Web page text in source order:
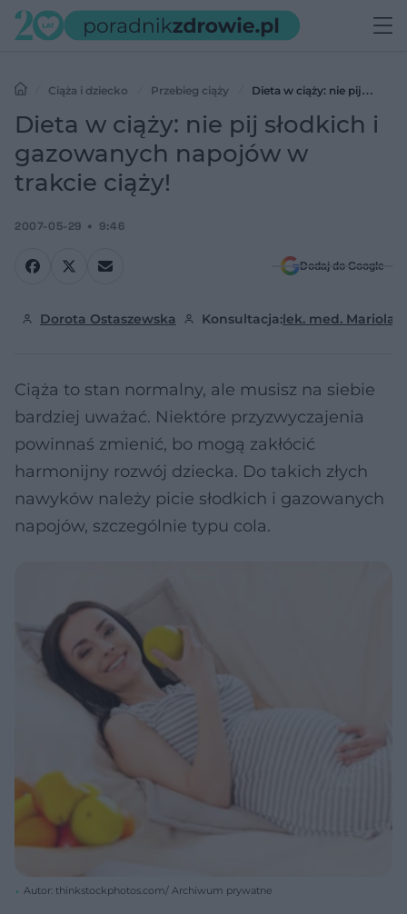
Ciąża i dziecko Przebieg ciąży
Dieta w ciąży: nie pij
słodkich i gazowanych napojów w trakcie ciąży!
Dieta w ciąży: nie pij słodkich i
gazowanych napojów w
trakcie ciąży!
2007-05-29 9:46
Dodaj do Google
Dorota Ostaszewska Konsultacja:lek. med. Mariola
Ciąża to stan normalny, ale musisz na siebie
bardziej uważać. Niektóre przyzwyczajenia
powinnaś zmienić, bo mogą zakłócić
harmonijny rozwój dziecka. Do takich złych
nawyków należy picie słodkich i gazowanych
napojów, szczególnie typu cola.
Autor: thinkstockphotos.com/ Archiwum prywatne